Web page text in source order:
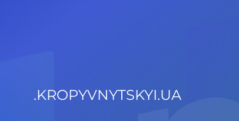
.KROPYVNYTSKYI.UA